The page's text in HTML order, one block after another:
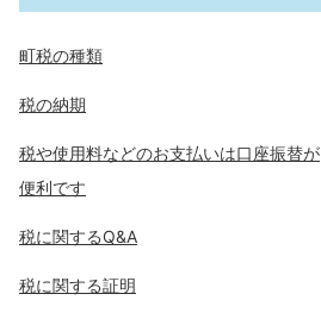
町税の種類
税の納期
税や使用料などのお支払いは口座振替が
便利です
税に関するQ&A
税に関する証明